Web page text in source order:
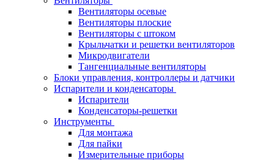
Вентиляторы осевые
Вентиляторы плоские
Вентиляторы с штоком
Крыльчатки и решетки вентиляторов
Микродвигатели
Тангенциальные вентиляторы
Блоки управления, контроллеры и датчики
Испарители и конденсаторы
Испарители
Конденсаторы-решетки
Инструменты
Для монтажа
Для пайки
Измерительные приборы